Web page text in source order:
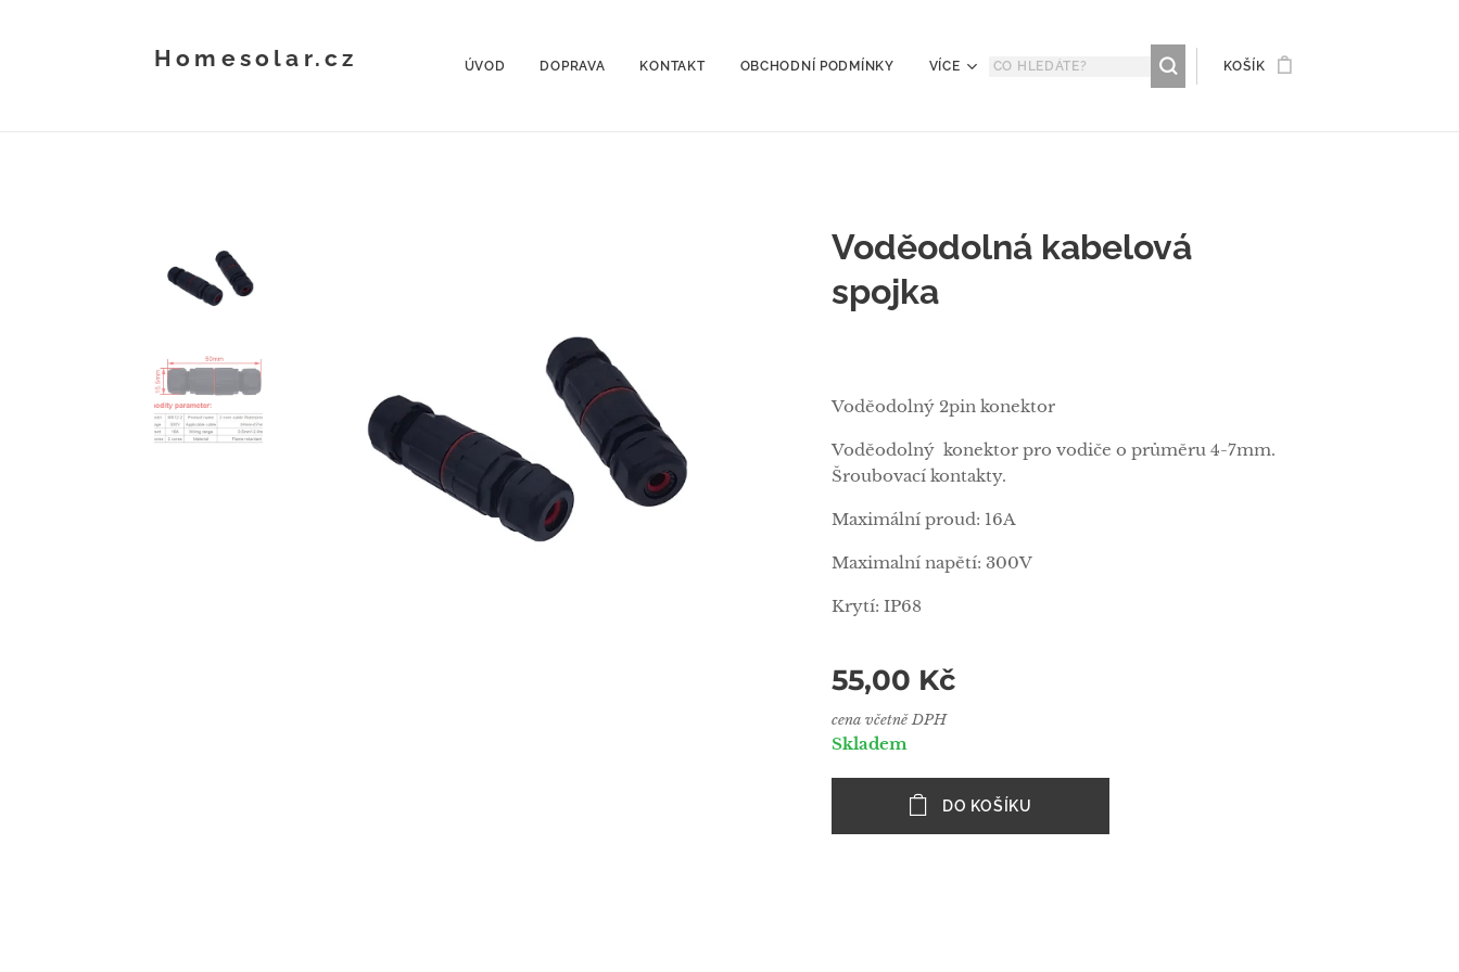
Homesolar.cz ÚVOD DOPRAVA KONTAKT OBCHODNÍ PODMÍNKY VÍCE KOŠÍK
Voděodolná kabelová
spojka
Voděodolný 2pin konektor
Voděodolný konektor pro vodiče o průměru 4-7mm.
Šroubovací kontakty.
Maximální proud: 16A
Maximalní napětí: 300V
Krytí: IP68
55,00 Kč
cena včetně DPH
Skladem
DO KOŠÍKU